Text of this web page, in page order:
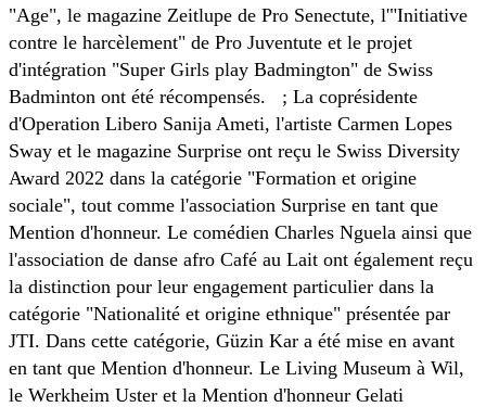
"Age", le magazine Zeitlupe de Pro Senectute, l'"Initiative
contre le harcèlement" de Pro Juventute et le projet
d'intégration "Super Girls play Badmington" de Swiss
Badminton ont été récompensés. ; La coprésidente
d'Operation Libero Sanija Ameti, l'artiste Carmen Lopes
Sway et le magazine Surprise ont reçu le Swiss Diversity
Award 2022 dans la catégorie "Formation et origine
sociale", tout comme l'association Surprise en tant que
Mention d'honneur. Le comédien Charles Nguela ainsi que
l'association de danse afro Café au Lait ont également reçu
la distinction pour leur engagement particulier dans la
catégorie "Nationalité et origine ethnique" présentée par
JTI. Dans cette catégorie, Güzin Kar a été mise en avant
en tant que Mention d'honneur. Le Living Museum à Wil,
le Werkheim Uster et la Mention d'honneur Gelati